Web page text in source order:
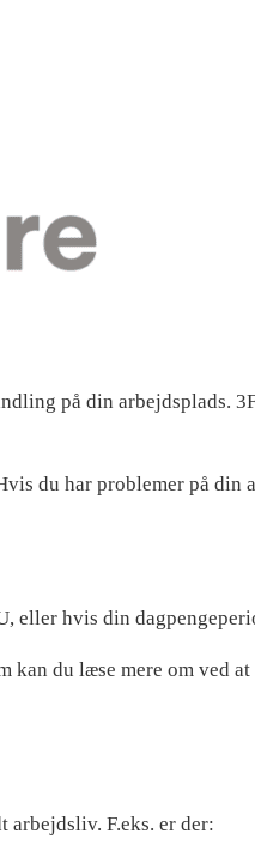
på din arbejdsplads.
du har problemer på din
eller hvis din
kan du læse mere om ved
arbejdsliv. F.eks. er der: